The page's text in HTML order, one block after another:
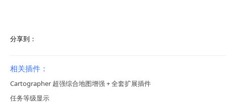
分享到：
相关插件：
Cartographer 超强综合地图增强 + 全套扩展插件
任务等级显示